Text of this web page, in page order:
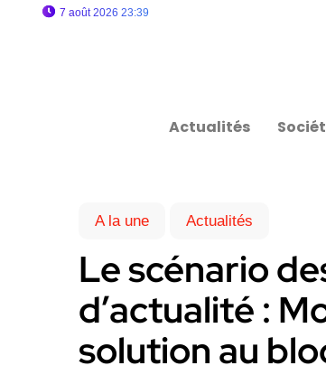
7 août 2026 23:39
Actualités
A la une Actualités
Le scénario
d’actualité :
solution au